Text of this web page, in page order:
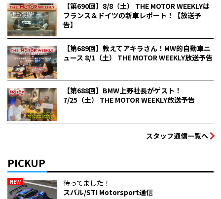
【第690回】8/8（土） THE MOTOR WEEKLYは
フランス＆ドイツの新車レポート！【放送予
告】
【第689回】教えてアキラさん！MW的自動車ニ
ュース 8/1（土） THE MOTOR WEEKLY放送予告
【第688回】BMW上野社長がゲスト！
7/25（土） THE MOTOR WEEKLY放送予告
スタッフ通信一覧へ
PICKUP
NEW
待ってました！
スバル/STI Motorsport通信